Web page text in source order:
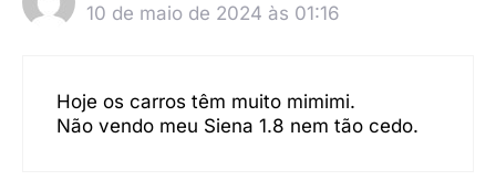
10 de maio de 2024 às 01:16
Hoje os carros têm muito mimimi.
Não vendo meu Siena 1.8 nem tão cedo.